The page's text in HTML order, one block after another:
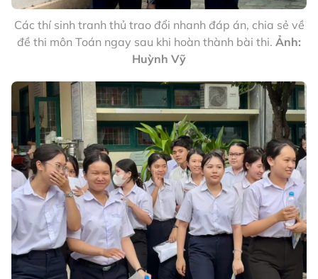
Các thí sinh tranh thủ trao đổi nhanh đáp án, chia sẻ về
đề thi môn Toán ngay sau khi hoàn thành bài thi. Ảnh:
Huỳnh Vỹ